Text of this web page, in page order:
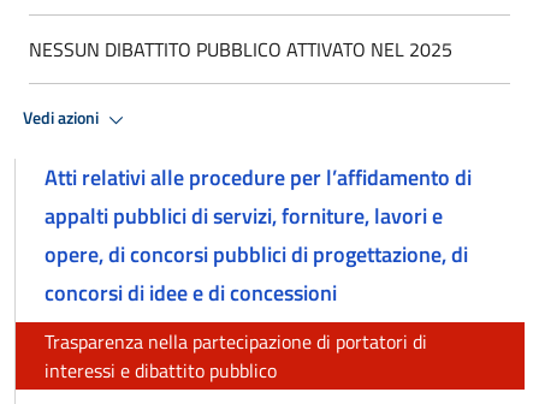
NESSUN DIBATTITO PUBBLICO ATTIVATO NEL 2025
Vedi azioni
Atti relativi alle procedure per l’affidamento di
appalti pubblici di servizi, forniture, lavori e
opere, di concorsi pubblici di progettazione, di
concorsi di idee e di concessioni
Trasparenza nella partecipazione di portatori di
interessi e dibattito pubblico